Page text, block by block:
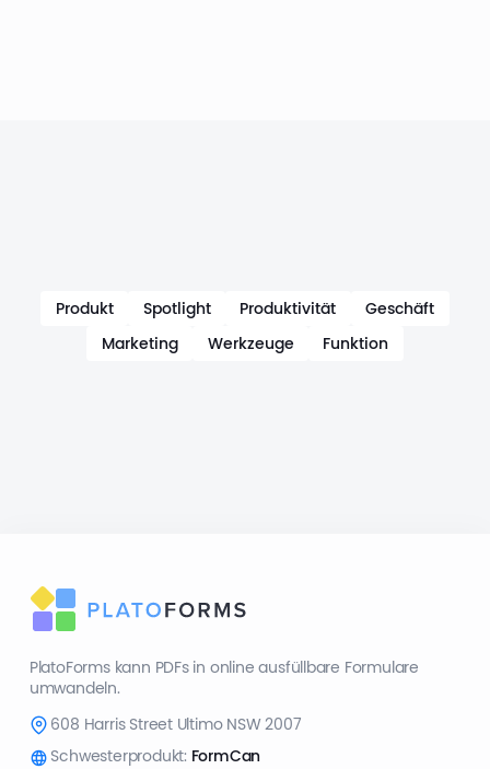
Produkt Spotlight Produktivität
Geschäft
Marketing
Werkzeuge Funktion
PlatoForms kann PDFs in online ausfüllbare Formulare
umwandeln.
608 Harris Street Ultimo NSW 2007
Schwesterprodukt: FormCan